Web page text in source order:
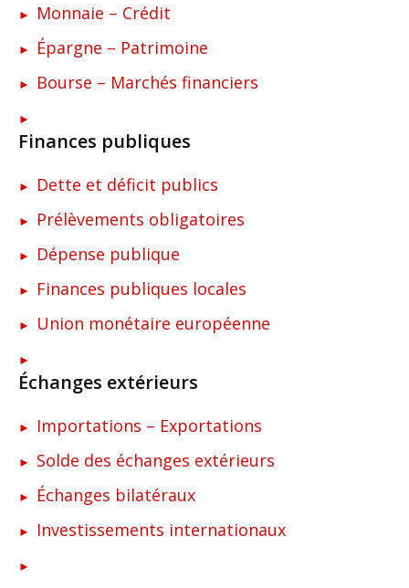
Monnaie – Crédit
Épargne – Patrimoine
Bourse – Marchés financiers
Finances publiques
Dette et déficit publics
Prélèvements obligatoires
Dépense publique
Finances publiques locales
Union monétaire européenne
Échanges extérieurs
Importations – Exportations
Solde des échanges extérieurs
Échanges bilatéraux
Investissements internationaux